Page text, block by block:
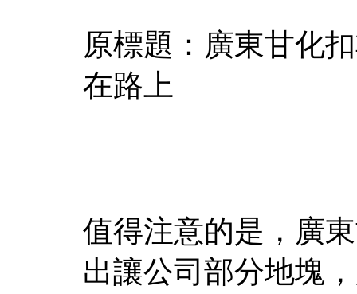
原標題：廣東甘化
在路上
值得注意的是，廣
出讓公司部分地塊